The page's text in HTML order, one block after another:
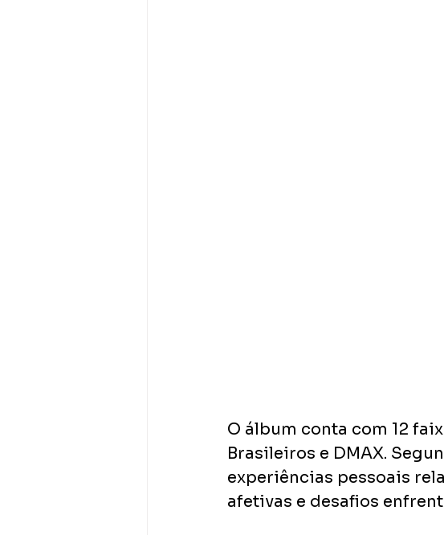
O álbum conta com 12
Brasileiros e DMAX.
experiências pessoais
afetivas e desafios